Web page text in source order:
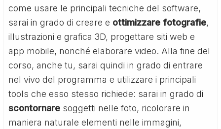
come usare le principali tecniche del software,
sarai in grado di creare e ottimizzare fotografie,
illustrazioni e grafica 3D, progettare siti web e
app mobile, nonché elaborare video. Alla fine del
corso, anche tu, sarai quindi in grado di entrare
nel vivo del programma e utilizzare i principali
tools che esso stesso richiede: sarai in grado di
scontornare soggetti nelle foto, ricolorare in
maniera naturale elementi nelle immagini,